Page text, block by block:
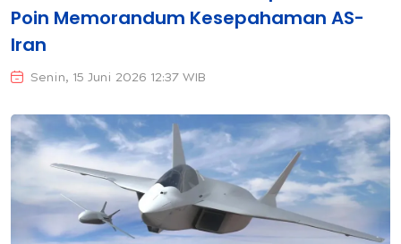
Poin Memorandum Kesepahaman AS-
Iran
Senin, 15 Juni 2026 12:37 WIB